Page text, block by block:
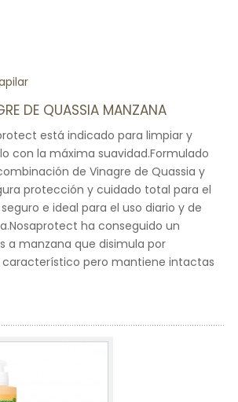
DE QUASSIA MANZANA
está indicado para limpiar y
con la máxima suavidad.Formulado
de Vinagre de Quassia y
protección y cuidado total para el
e ideal para el uso diario y de
ha conseguido un
a manzana que disimula por
pero mantiene intactas